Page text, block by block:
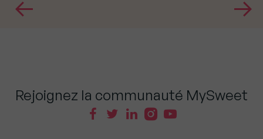
Rejoignez la communauté MySweet